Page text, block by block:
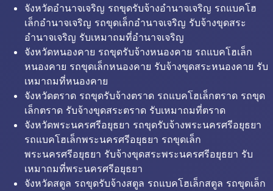
จังหวัดอำนาจเจริญ รถขุดรับจ้างอำนาจเจริญ รถแบคโฮ
เล็กอำนาจเจริญ รถขุดเล็กอำนาจเจริญ รับจ้างขุดสระ
อำนาจเจริญ รับเหมาถมที่อำนาจเจริญ
จังหวัดหนองคาย รถขุดรับจ้างหนองคาย รถแบคโฮเล็ก
หนองคาย รถขุดเล็กหนองคาย รับจ้างขุดสระหนองคาย รับ
เหมาถมที่หนองคาย
จังหวัดตราด รถขุดรับจ้างตราด รถแบคโฮเล็กตราด รถขุด
เล็กตราด รับจ้างขุดสระตราด รับเหมาถมที่ตราด
จังหวัดพระนครศรีอยุธยา รถขุดรับจ้างพระนครศรีอยุธยา
รถแบคโฮเล็กพระนครศรีอยุธยา รถขุดเล็ก
พระนครศรีอยุธยา รับจ้างขุดสระพระนครศรีอยุธยา รับ
เหมาถมที่พระนครศรีอยุธยา
จังหวัดสตูล รถขุดรับจ้างสตูล รถแบคโฮเล็กสตูล รถขุดเล็ก